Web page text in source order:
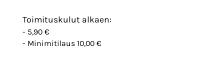
Toimituskulut alkaen:
- 5,90 €
- Minimitilaus 10,00 €